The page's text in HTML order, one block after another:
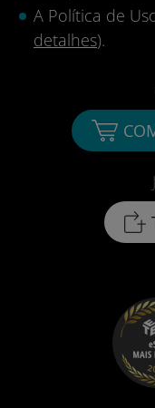
A Política de
detalhes).